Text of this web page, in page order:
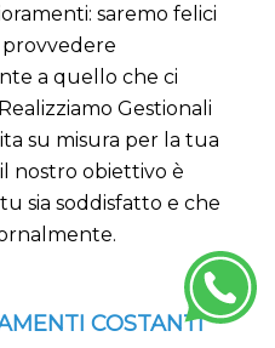
saremo felici
a quello che ci
Gestionali
su misura per la tua
nostro obiettivo è
sia soddisfatto e che
COSTANTI